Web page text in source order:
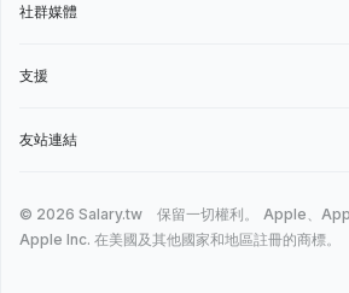
社群媒體
支援
友站連結
© 2026 Salary.tw 保留一切權利。
Apple、
Apple Inc. 在美國及其他國家和地區註冊的商標。